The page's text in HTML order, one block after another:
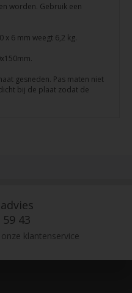
worden. Gebruik een
x 6 mm weegt 6,2 kg.
gesneden. Pas maten niet
bij de plaat zodat de
43
klantenservice